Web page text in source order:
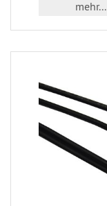
mehr...